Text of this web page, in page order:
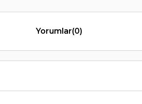
Yorumlar(0)